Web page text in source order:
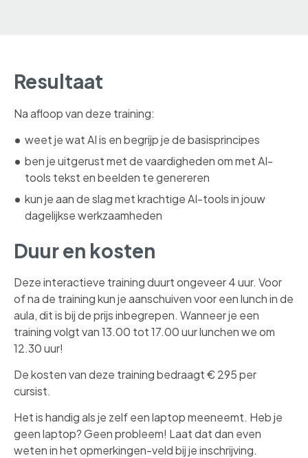
Resultaat
Na afloop van deze training:
weet je wat AI is en begrijp je de basisprincipes
ben je uitgerust met de vaardigheden om met AI-
tools tekst en beelden te genereren
kun je aan de slag met krachtige AI-tools in jouw
dagelijkse werkzaamheden
Duur en kosten
Deze interactieve training duurt ongeveer 4 uur. Voor
of na de training kun je aanschuiven voor een lunch in de
aula, dit is bij de prijs inbegrepen. Wanneer je een
training volgt van 13.00 tot 17.00 uur lunchen we om
12.30 uur!
De kosten van deze training bedraagt € 295 per
cursist.
Het is handig als je zelf een laptop meeneemt. Heb je
geen laptop? Geen probleem! Laat dat dan even
weten in het opmerkingen-veld bij je inschrijving.